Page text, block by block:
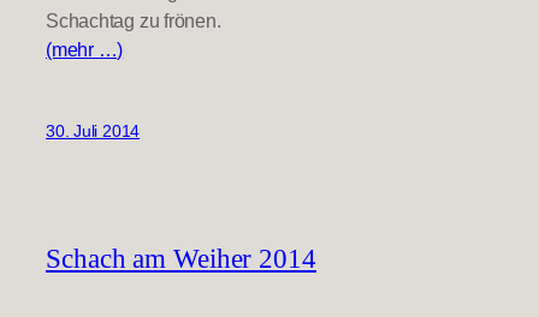
Schachtag zu frönen.
(mehr …)
30. Juli 2014
Schach am Weiher 2014